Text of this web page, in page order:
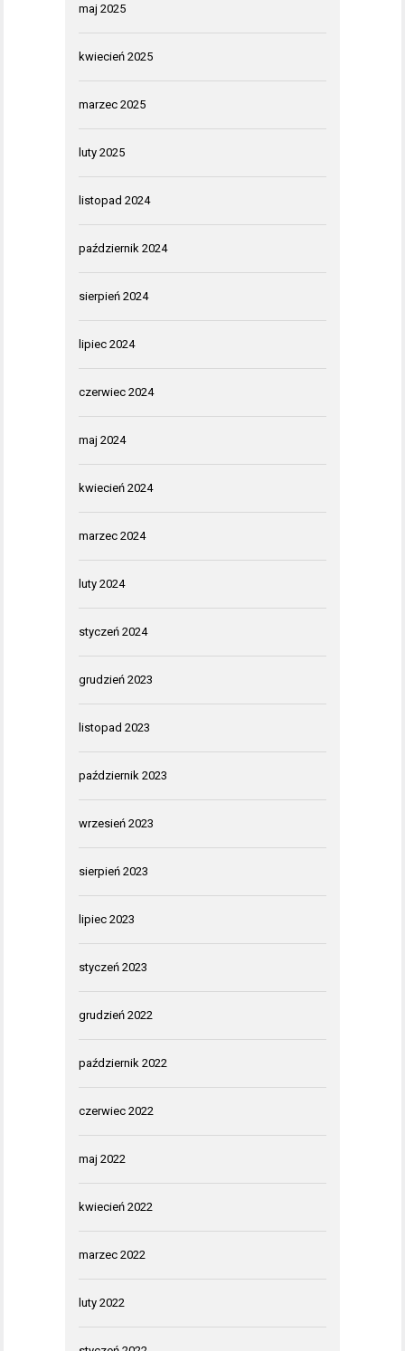
maj 2025
kwiecień 2025
marzec 2025
luty 2025
listopad 2024
październik 2024
sierpień 2024
lipiec 2024
czerwiec 2024
maj 2024
kwiecień 2024
marzec 2024
luty 2024
styczeń 2024
grudzień 2023
listopad 2023
październik 2023
wrzesień 2023
sierpień 2023
lipiec 2023
styczeń 2023
grudzień 2022
październik 2022
czerwiec 2022
maj 2022
kwiecień 2022
marzec 2022
luty 2022